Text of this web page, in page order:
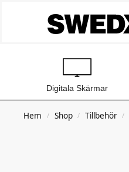
Digitala Skärmar
Hem / Shop / Tillbehör /